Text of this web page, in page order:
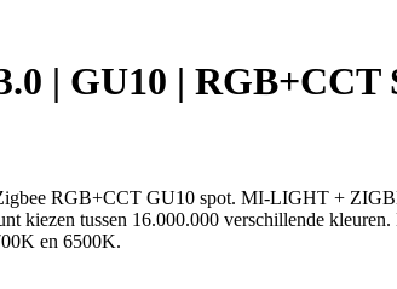
| GU10 | RGB+CCT
RGB+CCT GU10 spot. MI-LIGHT +
tussen 16.000.000 verschillende
en 6500K.